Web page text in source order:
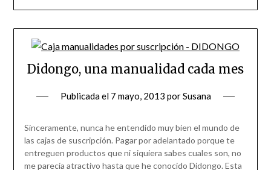
Didongo, una manualidad cada mes
Publicada el 7 mayo, 2013 porSusana
Sinceramente, nunca he entendido muy bien el mundo de
las cajas de suscripción. Pagar por adelantado porque te
entreguen productos que ni siquiera sabes cuales son, no
me parecía atractivo hasta que he conocido Didongo. Esta